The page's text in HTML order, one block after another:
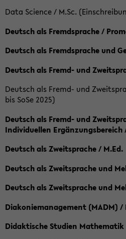
Data Science / M.Sc.
Deutsch als Fremdsprache /
Deutsch als Fremdsprache und
Deutsch als Fremd- und
Deutsch als Fremd- und
bis SoSe 2025)
Deutsch als Fremd- und
Individuellen Ergänzungsbereich
Deutsch als Zweitsprache / M.Ed.
Deutsch als Zweitsprache und
Deutsch als Zweitsprache und
Diakoniemanagement (MADM) /
Didaktische Studien Mathematik